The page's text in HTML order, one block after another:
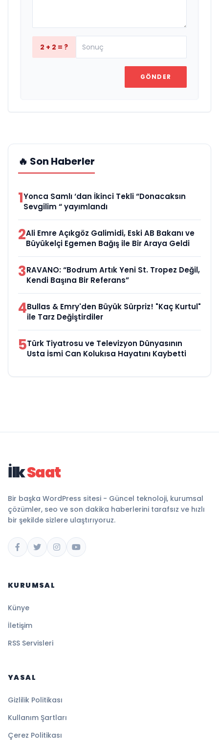
2 + 2 = ?
GÖNDER
🔥 Son Haberler
1Yonca Samlı ‘dan İkinci Tekli “Donacaksın
Sevgilim “ yayımlandı
2Ali Emre Açıkgöz Galimidi, Eski AB Bakanı ve
Büyükelçi Egemen Bağış ile Bir Araya Geldi
3RAVANO: “Bodrum Artık Yeni St. Tropez Değil,
Kendi Başına Bir Referans”
4Bullas & Emry'den Büyük Sürpriz! "Kaç Kurtul"
ile Tarz Değiştirdiler
5Türk Tiyatrosu ve Televizyon Dünyasının
Usta İsmi Can Kolukısa Hayatını Kaybetti
İlkSaat
Bir başka WordPress sitesi - Güncel teknoloji, kurumsal
çözümler, seo ve son dakika haberlerini tarafsız ve hızlı
bir şekilde sizlere ulaştırıyoruz.
KURUMSAL
Künye
İletişim
RSS Servisleri
YASAL
Gizlilik Politikası
Kullanım Şartları
Çerez Politikası